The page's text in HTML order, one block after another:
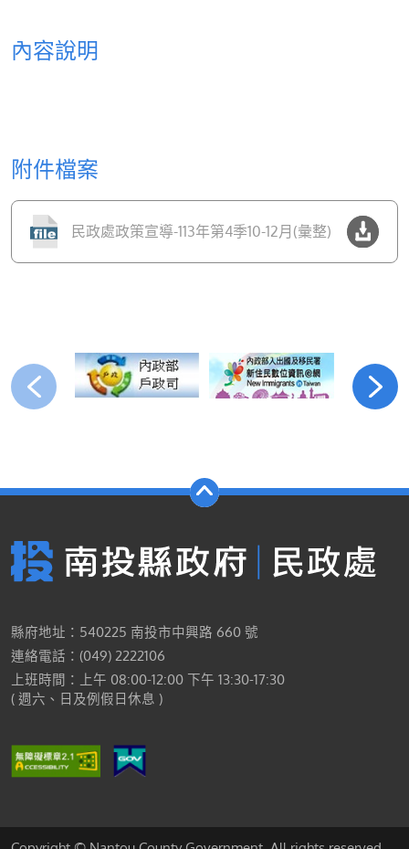
內容說明
附件檔案
民政處政策宣導-113年第4季10-12月(彙整)
縣府地址：540225 南投市中興路 660 號
連絡電話：(049) 2222106
上班時間：上午 08:00-12:00 下午 13:30-17:30
( 週六、日及例假日休息 )